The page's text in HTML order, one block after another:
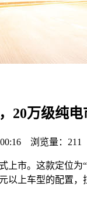
20万级纯电
浏览量： 211
上市。这款定位
以上车型的配置，